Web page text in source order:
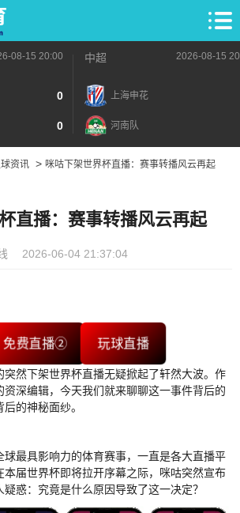
08-15 20:00
0
0
中超 2026-08-15
上海申花
河南队
资讯> 咪咕下架世界杯直播：赛事转播风云再起
直播：赛事转播风云再起
2026-06-04 21:37:04
免费直播② 玩球直播
突然下架世界杯直播无疑掀起了轩然大波。作
资深编辑，今天我们就来聊聊这一事件背后的
的神秘面纱。
球最具影响力的体育赛事，一直是各大直播平
本届世界杯即将拉开序幕之际，咪咕突然宣布
惑：究竟是什么原因导致了这一决定？